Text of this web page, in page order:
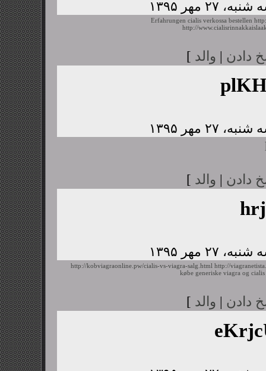
Erfahrungen cialis verkossa bestellen
http://
دادن | والد ]
دادن | والد ]
http://kobviagraonline.pw/cialis-vs-viagra-salg.html http://
købe generiske viagra og
دادن | والد ]